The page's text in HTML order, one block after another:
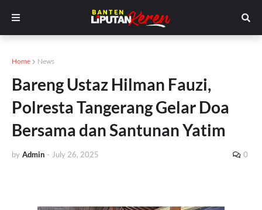
Home News
Bareng Ustaz Hilman Fauzi,
Polresta Tangerang Gelar Doa
Bersama dan Santunan Yatim
by Admin - July 26, 2025 0